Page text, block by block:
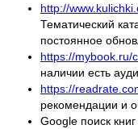
http://
Тематический
постоянное
https://mybook.ru/
наличии есть
https://
рекомендации и
Google поиск